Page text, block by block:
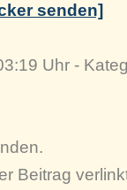
senden]
Uhr -
Beitrag